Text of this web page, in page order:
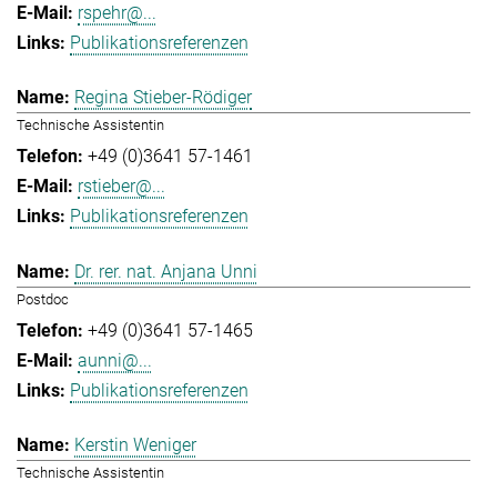
rspehr@...
Publikationsreferenzen
Regina Stieber-Rödiger
Technische Assistentin
+49 (0)3641 57-1461
rstieber@...
Publikationsreferenzen
Dr. rer. nat. Anjana Unni
Postdoc
+49 (0)3641 57-1465
aunni@...
Publikationsreferenzen
Kerstin Weniger
Technische Assistentin